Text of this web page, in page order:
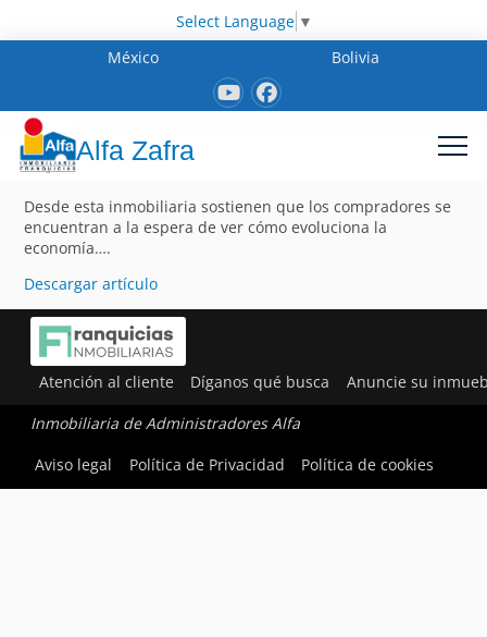
Select Language ▼
México
Bolivia
Alfa Zafra
Desde esta inmobiliaria sostienen que los compradores se
encuentran a la espera de ver cómo evoluciona la
economía….
Descargar artículo
Atención al cliente Díganos qué busca Anuncie su
Inmobiliaria de Administradores Alfa
Aviso legal
Política de Privacidad Política de cookies